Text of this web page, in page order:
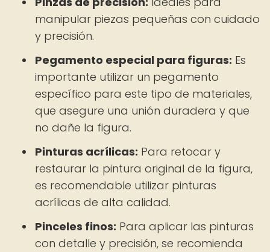
manipular piezas pequeñas con cuidado
y precisión.
Pegamento especial para figuras: Es
importante utilizar un pegamento
específico para este tipo de materiales,
que asegure una unión duradera y que
no dañe la figura.
Pinturas acrílicas: Para retocar y
restaurar la pintura original de la figura,
es recomendable utilizar pinturas
acrílicas de alta calidad.
Pinceles finos: Para aplicar las pinturas
con detalle y precisión, se recomienda